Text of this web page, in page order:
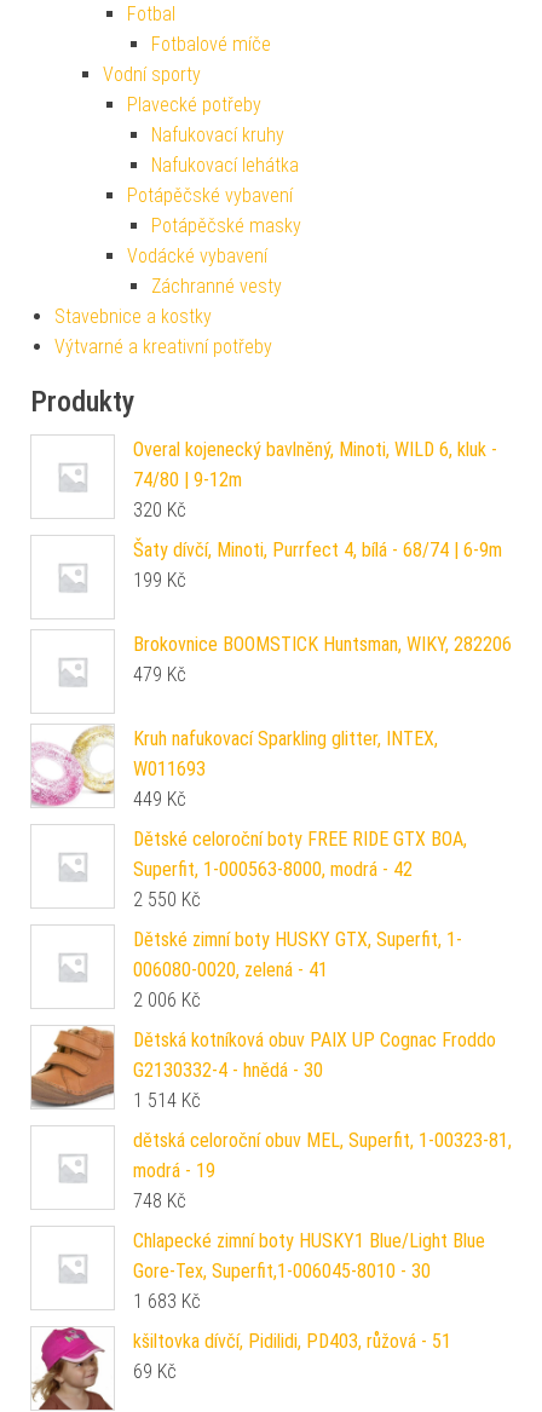
Fotbal
Fotbalové míče
Vodní sporty
Plavecké potřeby
Nafukovací kruhy
Nafukovací lehátka
Potápěčské vybavení
Potápěčské masky
Vodácké vybavení
Záchranné vesty
Stavebnice a kostky
Výtvarné a kreativní potřeby
Produkty
Overal kojenecký bavlněný, Minoti, WILD 6, kluk -
74/80 | 9-12m
320 Kč
Šaty dívčí, Minoti, Purrfect 4, bílá - 68/74 | 6-9m
199 Kč
Brokovnice BOOMSTICK Huntsman, WIKY, 282206
479 Kč
Kruh nafukovací Sparkling glitter, INTEX,
W011693
449 Kč
Dětské celoroční boty FREE RIDE GTX BOA,
Superfit, 1-000563-8000, modrá - 42
2 550 Kč
Dětské zimní boty HUSKY GTX, Superfit, 1-
006080-0020, zelená - 41
2 006 Kč
Dětská kotníková obuv PAIX UP Cognac Froddo
G2130332-4 - hnědá - 30
1 514 Kč
dětská celoroční obuv MEL, Superfit, 1-00323-81,
modrá - 19
748 Kč
Chlapecké zimní boty HUSKY1 Blue/Light Blue
Gore-Tex, Superfit,1-006045-8010 - 30
1 683 Kč
kšiltovka dívčí, Pidilidi, PD403, růžová - 51
69 Kč